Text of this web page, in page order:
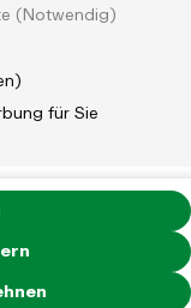
(Notwendig)
für Sie